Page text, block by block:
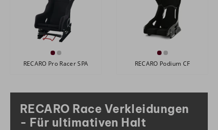
RECARO Pro Racer SPA RECARO Podium CF
RECARO Race Verkleidungen
- Für ultimativen Halt